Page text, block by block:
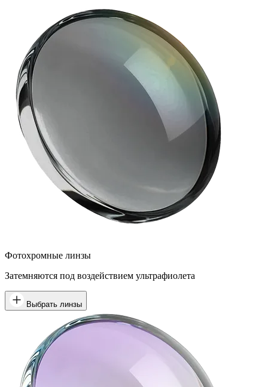
Фотохромные линзы
Затемняются под воздействием ультрафиолета
Выбрать линзы